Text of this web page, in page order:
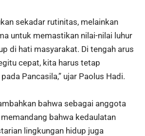
sekadar rutinitas, melainkan
untuk memastikan nilai-nilai luhur
di hati masyarakat. Di tengah arus
cepat, kita harus tetap
Pancasila,” ujar Paolus Hadi.
bahwa sebagai anggota
bahwa kedaulatan
lingkungan hidup juga